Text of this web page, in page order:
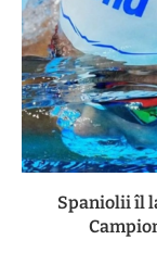
Spaniolii îl